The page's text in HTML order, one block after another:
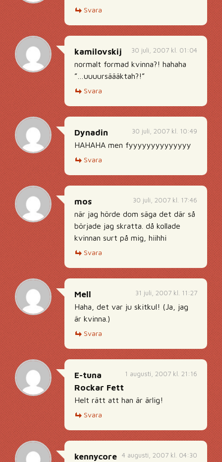
Svara
30 juli, 2007 kl. 01:04
kamilovskij
normalt formad kvinna?! hahaha
”…uuuursäääktah?!”
Svara
30 juli, 2007 kl. 10:49
Dynadin
HAHAHA men fyyyyyyyyyyyyyy
Svara
30 juli, 2007 kl. 17:46
mos
när jag hörde dom säga det där så
började jag skratta. då kollade
kvinnan surt på mig, hiihhi
Svara
31 juli, 2007 kl. 11:27
Mell
Haha, det var ju skitkul! (Ja, jag
är kvinna.)
Svara
1 augusti, 2007 kl. 21:16
E-tuna
Rockar Fett
Helt rätt att han är ärlig!
Svara
4 augusti, 2007 kl. 04:30
kennycore